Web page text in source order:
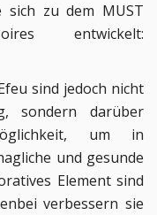
zu dem MUST
entwickelt:
sind jedoch nicht
sondern darüber
um in
und gesunde
Element sind
verbessern sie